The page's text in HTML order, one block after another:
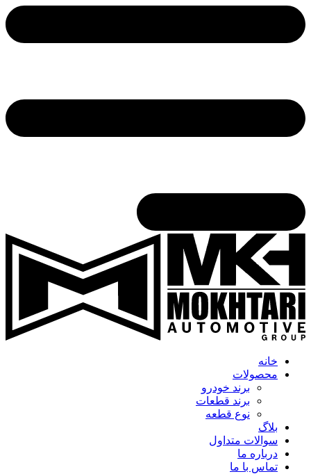
خانه
محصولات
برند خودرو
برند قطعات
نوع قطعه
بلاگ
سوالات متداول
درباره ما
تماس با ما